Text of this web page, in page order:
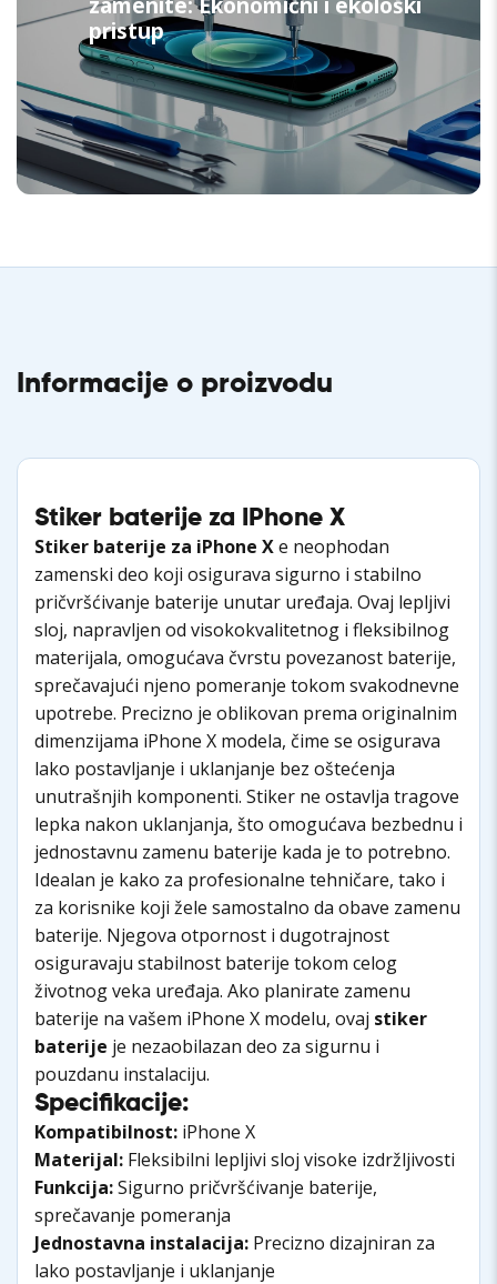
pristup
Informacije o proizvodu
Stiker baterije za IPhone X
Stiker baterije za iPhone Xe neophodan
zamenski deo koji osigurava sigurno i stabilno
pričvršćivanje baterije unutar uređaja. Ovaj lepljivi
sloj, napravljen od visokokvalitetnog i fleksibilnog
materijala, omogućava čvrstu povezanost baterije,
sprečavajući njeno pomeranje tokom svakodnevne
upotrebe. Precizno je oblikovan prema originalnim
dimenzijama iPhone X modela, čime se osigurava
lako postavljanje i uklanjanje bez oštećenja
unutrašnjih komponenti. Stiker ne ostavlja tragove
lepka nakon uklanjanja, što omogućava bezbednu i
jednostavnu zamenu baterije kada je to potrebno.
Idealan je kako za profesionalne tehničare, tako i
za korisnike koji žele samostalno da obave zamenu
baterije. Njegova otpornost i dugotrajnost
osiguravaju stabilnost baterije tokom celog
životnog veka uređaja. Ako planirate zamenu
baterije na vašem iPhone X modelu, ovaj stiker
baterije je nezaobilazan deo za sigurnu i
pouzdanu instalaciju.
Specifikacije:
Kompatibilnost: iPhone X
Materijal: Fleksibilni lepljivi sloj visoke izdržljivosti
Funkcija:Sigurno pričvršćivanje baterije,
sprečavanje pomeranja
Jednostavna instalacija: Precizno dizajniran za
lako postavljanje i uklanjanje